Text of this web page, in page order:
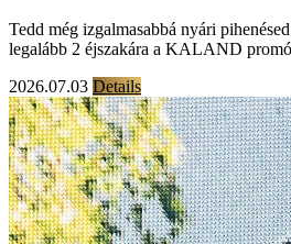
Tedd még izgalmasabbá nyári
legalább 2 éjszakára a KALAND
2026.07.03 Details